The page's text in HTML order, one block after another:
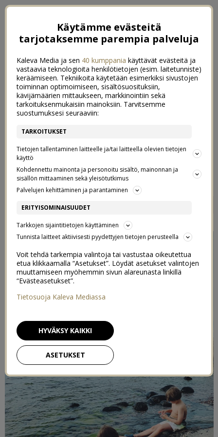
HANGON PARHAAT RANNAT
Käytämme evästeitä
tarjotaksemme parempia palveluja
Kaleva Media ja sen 40 kumppania käyttävät evästeitä ja
vastaavia teknologioita henkilötietojen (esim. laitetunniste)
keräämiseen. Tekniikoita käytetään esimerkiksi sivustojen
toiminnan optimoimiseen, sisältösuosituksiin,
kävijämäärien mittaukseen, markkinointiin sekä
tarkoituksenmukaisiin mainoksiin. Tarvitsemme
suostumuksesi seuraaviin:
TARKOITUKSET
Tietojen tallentaminen laitteelle ja/tai laitteella olevien tietojen
käyttö
Kohdennettu mainonta ja personoitu sisältö, mainonnan ja
sisällön mittaaminen sekä yleisötutkimus
Palvelujen kehittäminen ja parantaminen
ERITYISOMINAISUUDET
Tarkkojen sijaintitietojen käyttäminen
Tunnista laitteet aktiivisesti pyydettyjen tietojen perusteella
Voit tehdä tarkempia valintoja tai vastustaa oikeutettua
etua klikkaamalla “Asetukset”. Löydät asetukset valintojen
muuttamiseen myöhemmin sivun alareunasta linkillä
“Evästeasetukset”.
Tietosuoja Kaleva Mediassa
ASETUKSET
HYVÄKSY KAIKKI